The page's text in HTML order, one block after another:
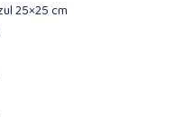
25×25 cm